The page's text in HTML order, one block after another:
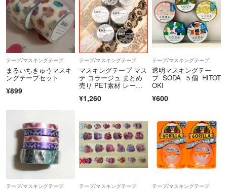
テープ/マスキングテープ
まるいちきゅうマスキ
ングテープセット
¥899
テープ/マスキングテープ
マスキングテープ マス
テ コラージュ まとめ
売り PET素材 レー
¥1,260
テープ/マスキングテープ
透明マスキングテー
プ SODA ５個 HITOT
OKI
¥600
テープ/マスキングテープ テープ/マスキングテープ テープ/マスキングテープ